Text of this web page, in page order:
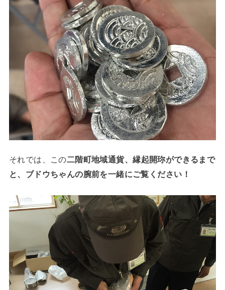
それでは、この二階町地域通貨、縁起開珎ができるまで
と、ブドウちゃんの腕前を一緒にご覧ください！